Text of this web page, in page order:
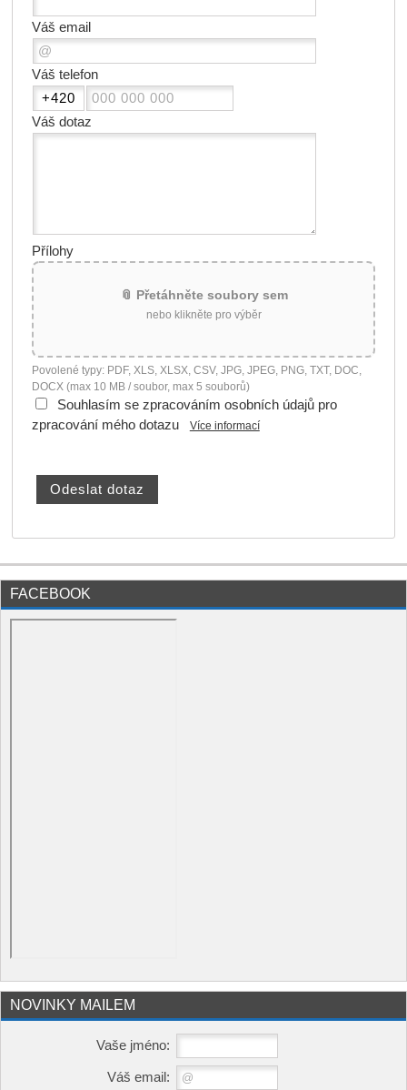
Váš email
Váš telefon
Váš dotaz
Přílohy
📎 Přetáhněte soubory sem
nebo klikněte pro výběr
Povolené typy: PDF, XLS, XLSX, CSV, JPG, JPEG, PNG, TXT, DOC,
DOCX (max 10 MB / soubor, max 5 souborů)
Souhlasím se zpracováním osobních údajů pro
zpracování mého dotazu
Více informací
FACEBOOK
NOVINKY MAILEM
Vaše jméno:
Váš email: